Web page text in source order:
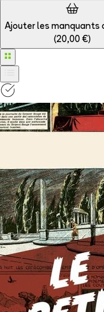
Ajouter les manquants
(20,00 €)